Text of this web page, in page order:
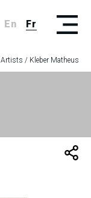
En Fr
Artists / Kleber Matheus